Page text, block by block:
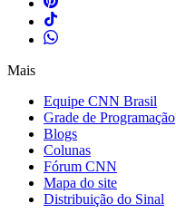
Mais
Equipe CNN Brasil
Grade de Programação
Blogs
Colunas
Fórum CNN
Mapa do site
Distribuição do Sinal